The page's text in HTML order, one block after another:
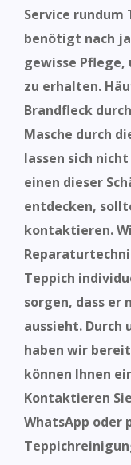
Service rundum
benötigt nach
gewisse Pflege,
zu erhalten.
Brandfleck
Masche durch
lassen sich
einen dieser
entdecken,
kontaktieren.
Teppich
sorgen, dass er
aussieht. Durch
haben wir
können Ihnen
Kontaktieren
WhatsApp oder